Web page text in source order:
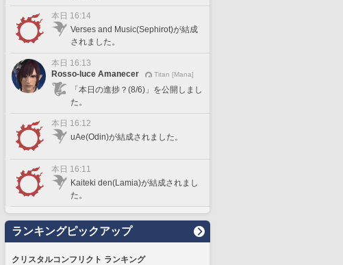
本日 16:14
Verses and Music(Sephirot)が結成
されました。
本日 16:13
Rosso-luce Amanecer
Titan [Mana]
「本日の進捗？(8/6)」を公開しまし
た。
本日 16:12
uAe(Odin)が結成されました。
本日 16:11
Kaiteki den(Lamia)が結成されまし
た。
ランキングピックアップ
クリスタルコンフリクト ランキング